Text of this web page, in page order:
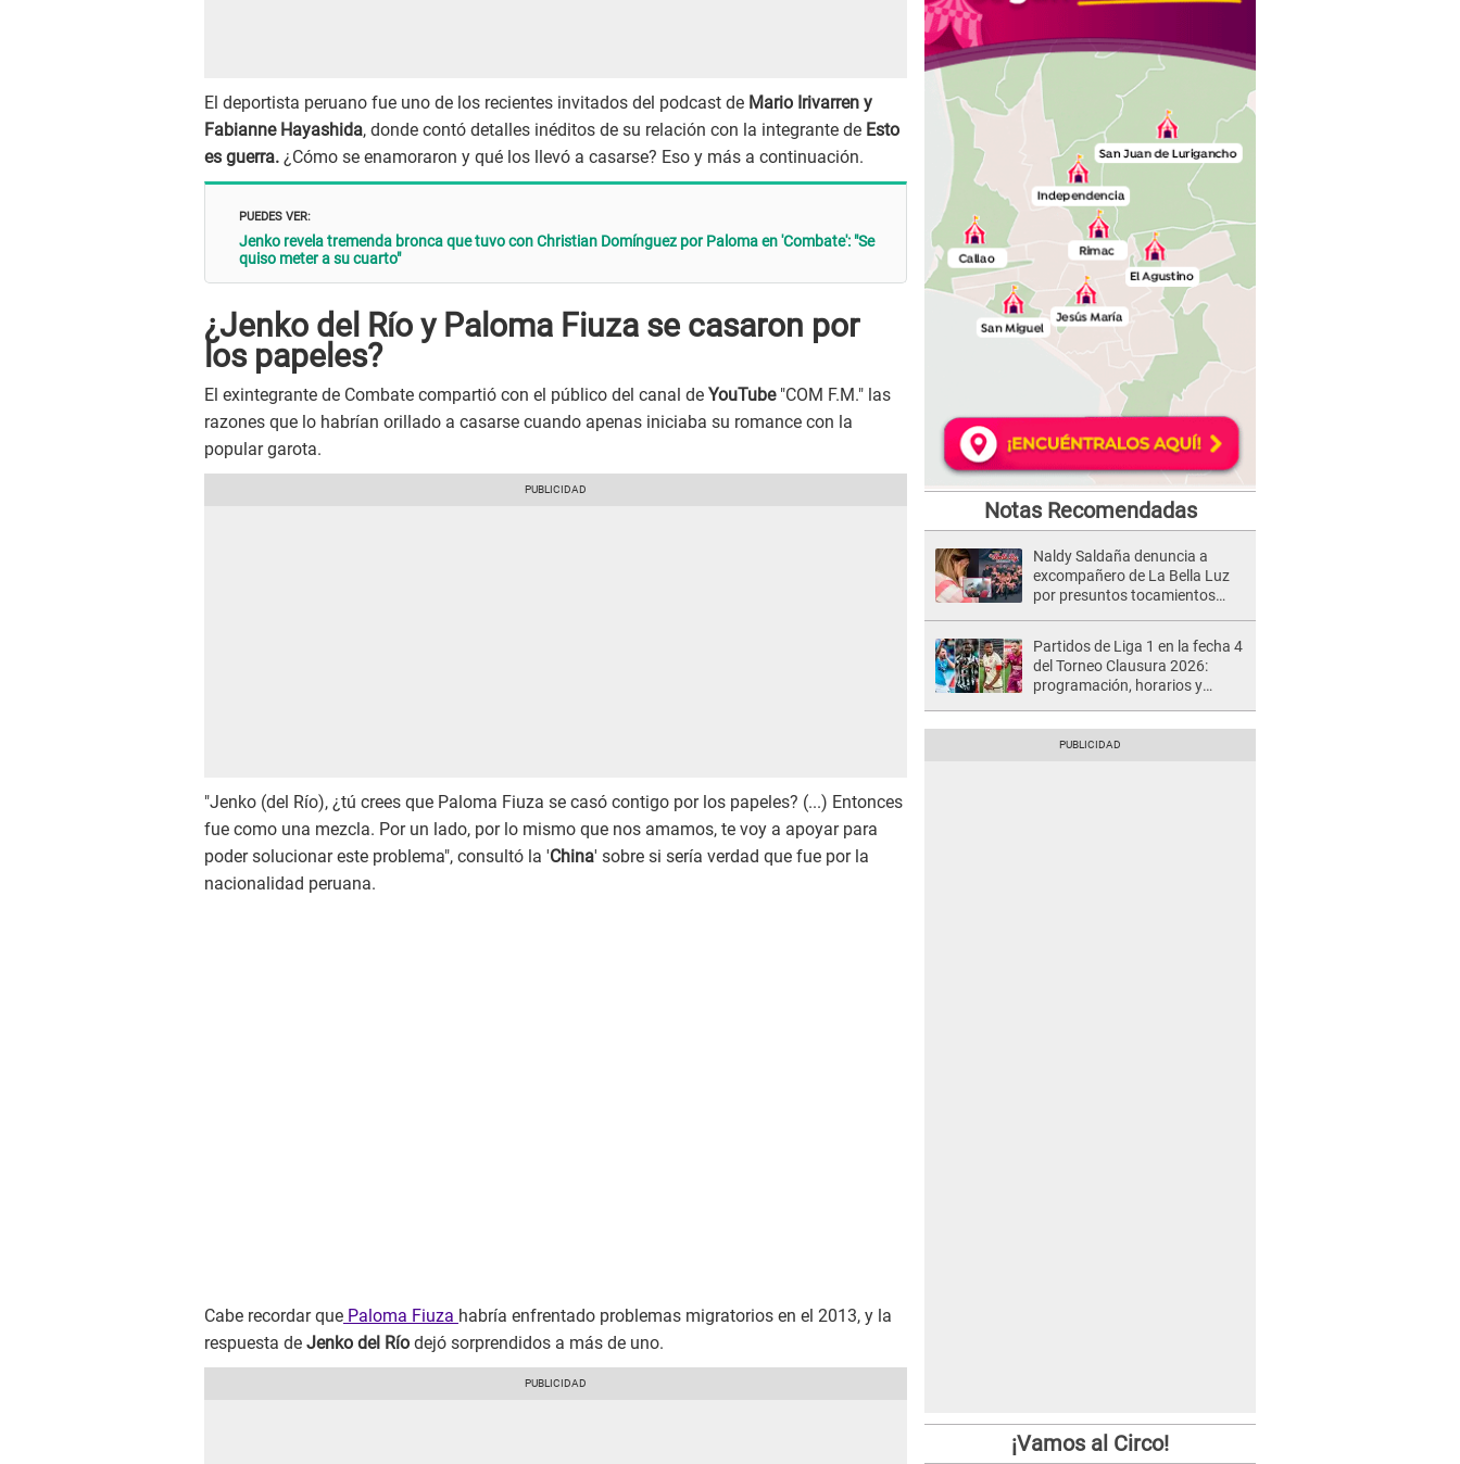
El deportista peruano fue uno de los recientes invitados del podcast de Mario Irivarren y
Fabianne Hayashida, donde contó detalles inéditos de su relación con la integrante de Esto
es guerra. ¿Cómo se enamoraron y qué los llevó a casarse? Eso y más a continuación.
PUEDES VER:
Jenko revela tremenda bronca que tuvo con Christian Domínguez por Paloma en 'Combate': "Se
quiso meter a su cuarto"
¿Jenko del Río y Paloma Fiuza se casaron por
los papeles?
El exintegrante de Combate compartió con el público del canal de YouTube"COM F.M." las
razones que lo habrían orillado a casarse cuando apenas iniciaba su romance con la
popular garota.
"Jenko (del Río), ¿tú crees que Paloma Fiuza se casó contigo por los papeles? (...) Entonces
fue como una mezcla. Por un lado, por lo mismo que nos amamos, te voy a apoyar para
poder solucionar este problema", consultó la 'China' sobre si sería verdad que fue por la
nacionalidad peruana.
Cabe recordar que Paloma Fiuza habría enfrentado problemas migratorios en el 2013, y la
respuesta de Jenko del Río dejó sorprendidos a más de uno.
Notas Recomendadas
Naldy Saldaña denuncia a
excompañero de La Bella Luz
por presuntos tocamientos
Partidos de Liga 1 en la fecha 4
del Torneo Clausura 2026:
programación, horarios y
¡Vamos al Circo!